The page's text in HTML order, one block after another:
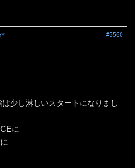
#5560
少し淋しいスタートになりまし
に